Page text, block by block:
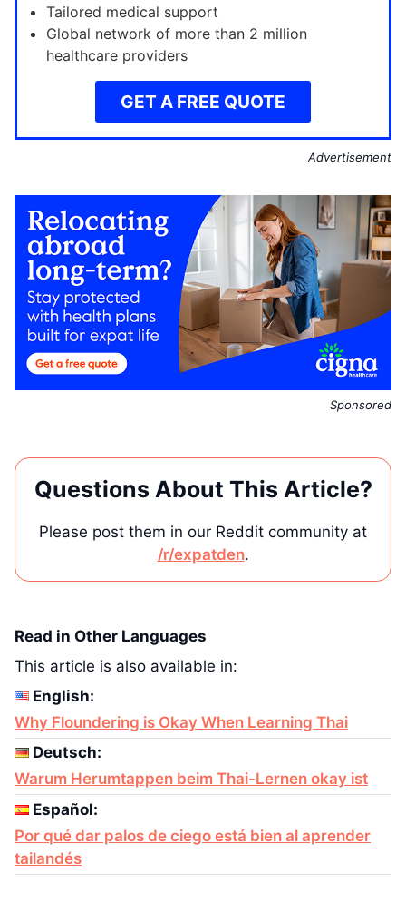
Tailored medical support
Global network of more than 2 million
healthcare providers
GET A FREE QUOTE
Advertisement
Sponsored
Questions About This Article?
Please post them in our Reddit community at
/r/expatden.
Read in Other Languages
This article is also available in:
English:
Why Floundering is Okay When Learning Thai
Deutsch:
Warum Herumtappen beim Thai-Lernen okay ist
Español:
Por qué dar palos de ciego está bien al aprender
tailandés